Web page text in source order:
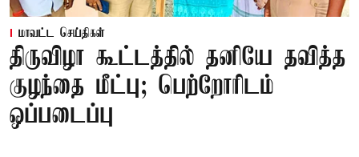
மாவட்ட செய்திகள்
திருவிழா கூட்டத்தில் தனியே தவித்த
குழந்தை மீட்பு; பெற்றோரிடம்
ஒப்படைப்பு